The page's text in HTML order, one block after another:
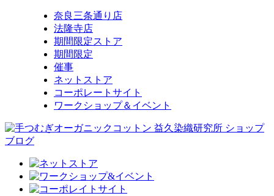
奈良三条通り店
法隆寺店
期間限定ストア
期間限定
催事
ネットストア
コーポレートサイト
ワークショップ＆イベント